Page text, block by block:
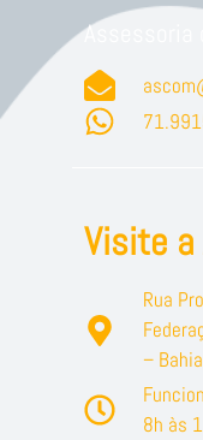
Assessoria
Visite a
Rua
–
8h às